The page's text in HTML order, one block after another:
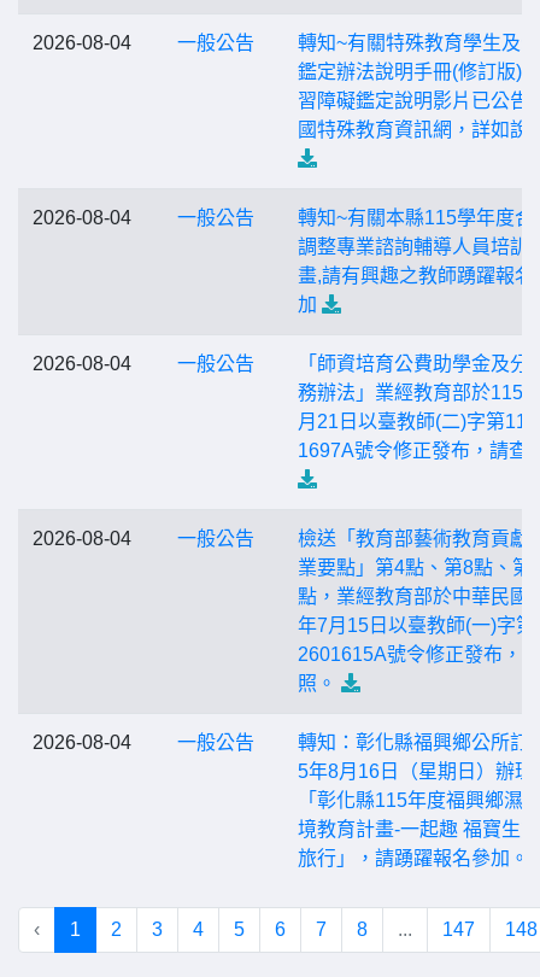
2026-08-04 一般公告
轉知~有關特殊教育學生及
鑑定辦法說明手冊(修訂版)
習障礙鑑定說明影片已公告
國特殊教育資訊網，詳如說
2026-08-04 一般公告
轉知~有關本縣115學年度合
調整專業諮詢輔導人員培訓
畫,請有興趣之教師踴躍報名
加
2026-08-04 一般公告
「師資培育公費助學金及分
務辦法」業經教育部於115
月21日以臺教師(二)字第
1697A號令修正發布，請查
2026-08-04 一般公告
檢送「教育部藝術教育貢獻
業要點」第4點、第8點、第
點，業經教育部於中華民國
年7月15日以臺教師(一)字第
2601615A號令修正發布，
照。
2026-08-04 一般公告
轉知：彰化縣福興鄉公所訂
5年8月16日（星期日）辦理
「彰化縣115年度福興鄉濕
境教育計畫-一起趣 福寶生
旅行」，請踴躍報名參加。
‹ 1 2 3 4 5 6 7 8 ... 147 148